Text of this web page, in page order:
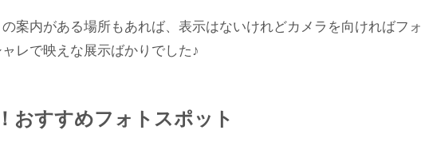
案内がある場所もあれば、表示はないけれどカメラを向ければフォ
レで映えな展示ばかりでした♪
おすすめフォトスポット